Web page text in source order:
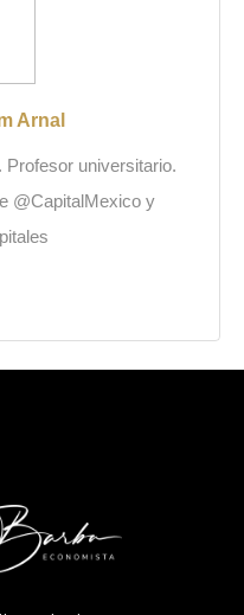
Arnal
Profesor universitario.
@CapitalMexico y